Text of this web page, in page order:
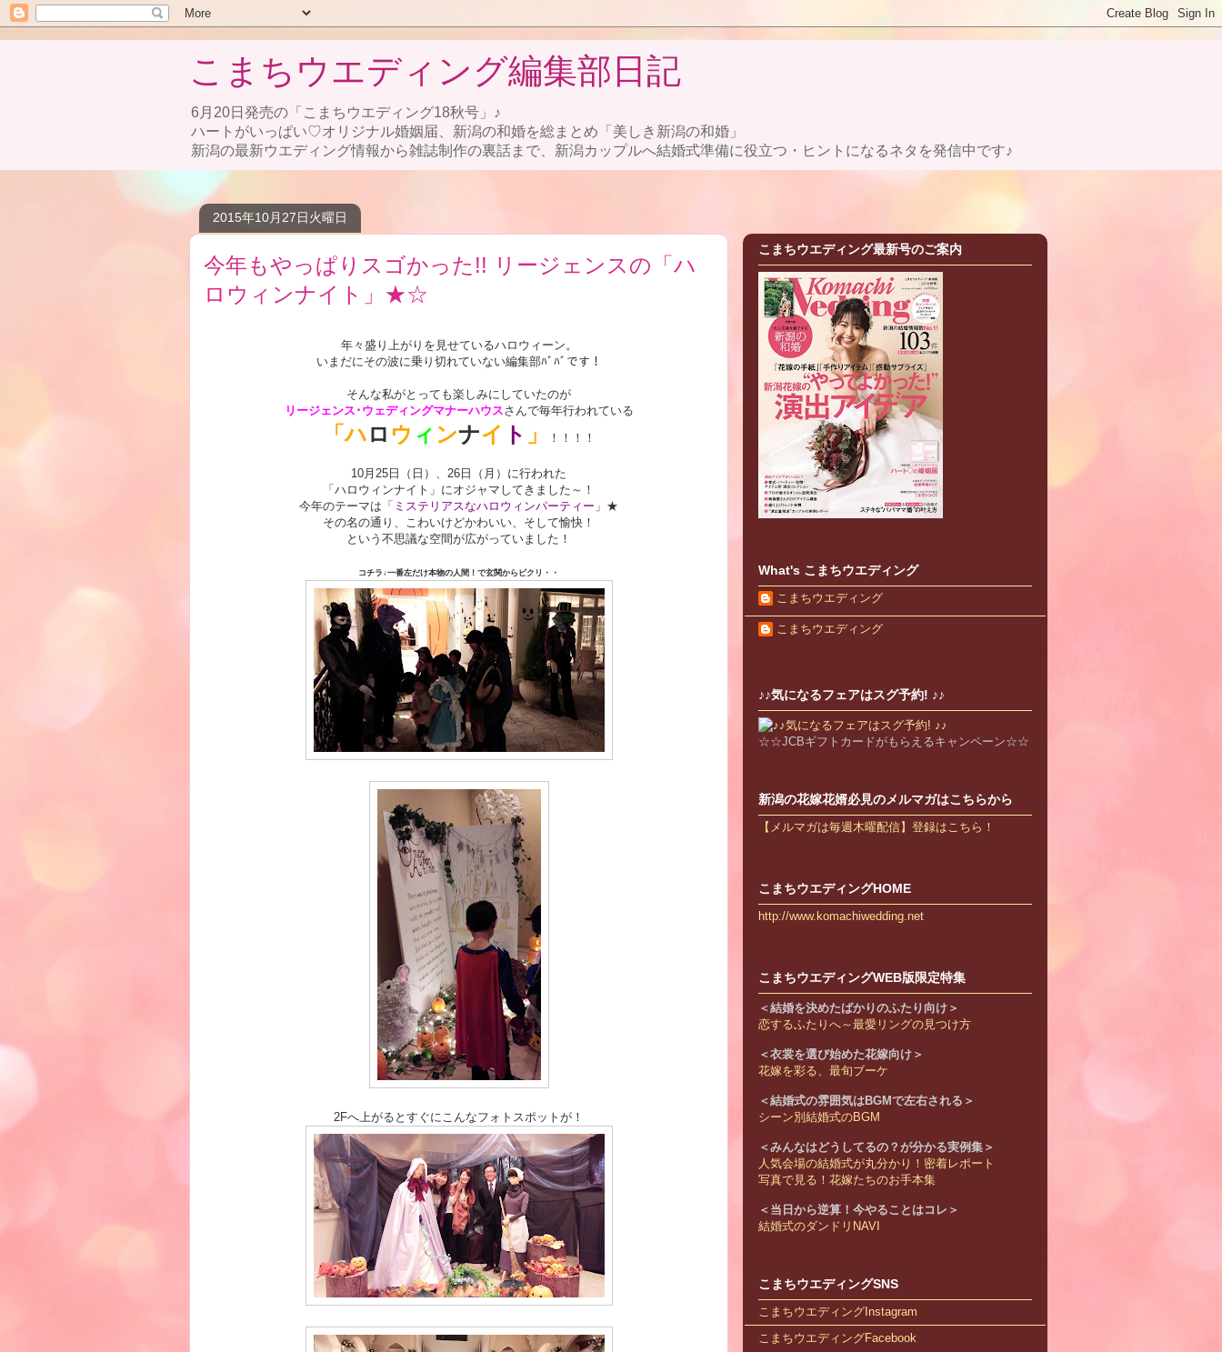
こまちウエディング編集部日記
6月20日発売の「こまちウエディング18秋号」♪
ハートがいっぱい♡オリジナル婚姻届、新潟の和婚を総まとめ「美しき新潟の和婚」
新潟の最新ウエディング情報から雑誌制作の裏話まで、新潟カップルへ結婚式準備に役立つ・ヒントになるネタを発信中です♪
2015年10月27日火曜日
今年もやっぱりスゴかった!! リージェンスの「ハ
ロウィンナイト」★☆
年々盛り上がりを見せているハロウィーン。
いまだにその波に乗り切れていない編集部ﾊﾞﾊﾞです！
そんな私がとっても楽しみにしていたのが
リージェンス･ウェディングマナーハウスさんで毎年行われている
「ハロ ウ ィ ンナイ ト 」 ！！！！
10月25日（日）、26日（月）に行われた
「ハロウィンナイト」にオジャマしてきました～！
今年のテーマは 「ミステリアスなハロウィンパーティー」 ★
その名の通り、こわいけどかわいい、そして愉快！
という不思議な空間が広がっていました！
コチラ↓一番左だけ本物の人間！で玄関からビクリ・・
2Fへ上がるとすぐにこんなフォトスポットが！
こまちウエディング最新号のご案内
What's こまちウエディング
こまちウエディング
こまちウエディング
♪♪気になるフェアはスグ予約! ♪♪
☆☆JCBギフトカードがもらえるキャンペーン☆☆
新潟の花嫁花婿必見のメルマガはこちらから
【メルマガは毎週木曜配信】登録はこちら！
こまちウエディングHOME
http://www.komachiwedding.net
こまちウエディングWEB版限定特集
＜結婚を決めたばかりのふたり向け＞
恋するふたりへ～最愛リングの見つけ方
＜衣裳を選び始めた花嫁向け＞
花嫁を彩る、最旬ブーケ
＜結婚式の雰囲気はBGMで左右される＞
シーン別結婚式のBGM
＜みんなはどうしてるの？が分かる実例集＞
人気会場の結婚式が丸分かり！密着レポート
写真で見る！花嫁たちのお手本集
＜当日から逆算！今やることはコレ＞
結婚式のダンドリNAVI
こまちウエディングSNS
こまちウエディングInstagram
こまちウエディングFacebook